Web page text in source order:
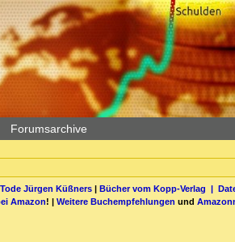
Forumsarchive
Jürgen Küßners| Bücher vom Kopp-Verlag |
Amazon! | Weitere Buchempfehlungen und